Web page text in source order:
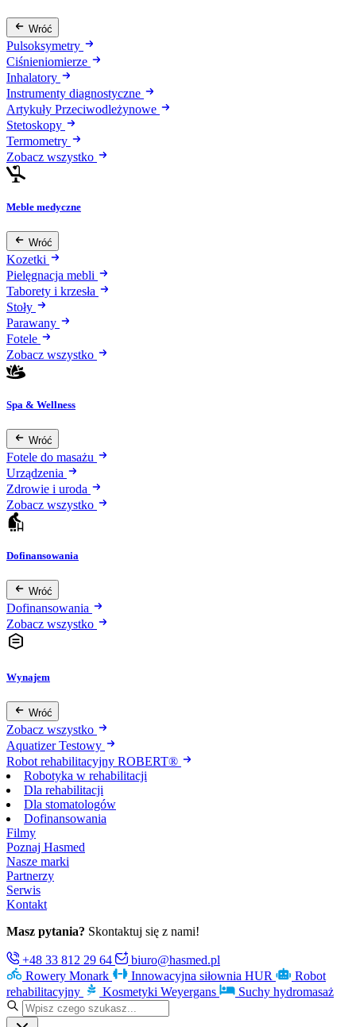
Wróć
Pulsoksymetry
Ciśnieniomierze
Inhalatory
Instrumenty diagnostyczne
Artykuły Przeciwodleżynowe
Stetoskopy
Termometry
Zobacz wszystko
Meble medyczne
Wróć
Kozetki
Pielęgnacja mebli
Taborety i krzesła
Stoły
Parawany
Fotele
Zobacz wszystko
Spa & Wellness
Wróć
Fotele do masażu
Urządzenia
Zdrowie i uroda
Zobacz wszystko
Dofinansowania
Wróć
Dofinansowania
Zobacz wszystko
Wynajem
Wróć
Zobacz wszystko
Aquatizer Testowy
Robot rehabilitacyjny ROBERT®
Robotyka w rehabilitacji
Dla rehabilitacji
Dla stomatologów
Dofinansowania
Filmy
Poznaj Hasmed
Nasze marki
Partnerzy
Serwis
Kontakt
Masz pytania? Skontaktuj się z nami!
+48 33 812 29 64
biuro@hasmed.pl
Rowery Monark
Innowacyjna siłownia HUR
Robot
rehabilitacyjny
Kosmetyki Weyergans Suchy hydromasaż